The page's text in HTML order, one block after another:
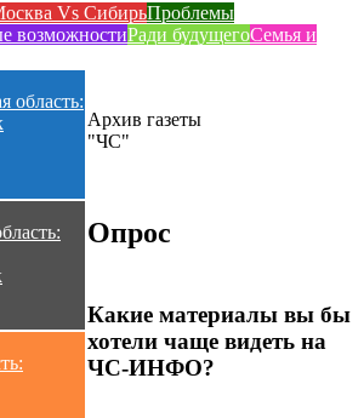
Vs СибирьПроблемы
возможностиРади будущегоСемья и
область:
Архив газеты
"ЧС"
Опрос
Какие материалы вы бы
хотели чаще видеть на
ЧС-ИНФО?